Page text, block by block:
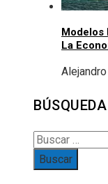
Modelos
La
BÚSQUEDA
Buscar: